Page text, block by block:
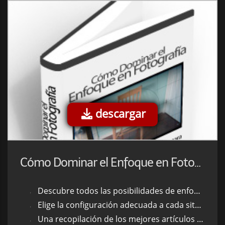
descargar
Cómo Dominar el Enfoque en Fotografía
Descubre todos las posibilidades de enfoque de tu cámara.
Elige la configuración adecuada a cada situación.
Una recopilación de los mejores artículos de enfoque en 45 páginas.